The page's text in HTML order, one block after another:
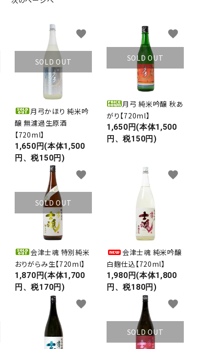
SOLD OUT
月弓かほり 純米吟
醸 無濾過生原酒
【720ml】
1,650円(本体1,500
円、税150円)
favorite
SOLD OUT
月弓 純米吟醸 秋あ
がり【720ml】
1,650円(本体1,500
円、税150円)
favorite
SOLD OUT
会津士魂 特別純米
おりがらみ生【720ml】
1,870円(本体1,700
円、税170円)
favorite
会津士魂 純米吟醸
白麹仕込【720ml】
1,980円(本体1,800
円、税180円)
favorite
favorite
SOLD OUT
favorite